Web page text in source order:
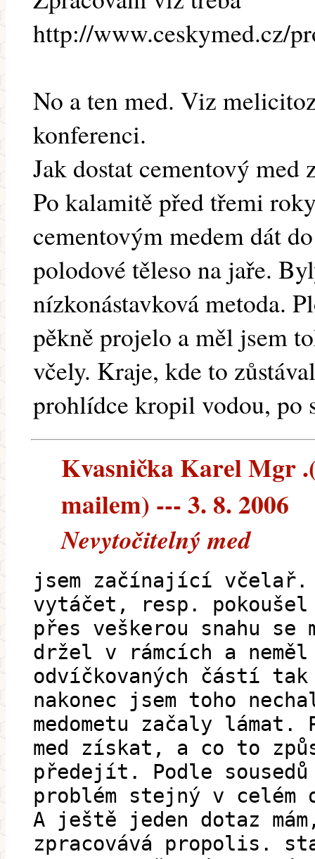
http://www.ceskymed.cz/
No a ten med. Viz
konferenci.
Jak dostat cementový med
Po kalamitě před třemi
cementovým medem dát
polodové těleso na jaře.
nízkonástavková metoda.
pěkně projelo a měl jsem
včely. Kraje, kde to
prohlídce kropil vodou, po
Kvasnička Karel Mgr
mailem) --- 3. 8. 2006
Nevytočitelný med
jsem začínající včelař.
vytáčet, resp.
přes veškerou snahu
držel v rámcích a
odvíčkovaných částí
nakonec jsem toho
medometu začaly
med získat, a co to
předejít. Podle
problém stejný v celém
A ještě jeden dotaz
zpracovává propolis.